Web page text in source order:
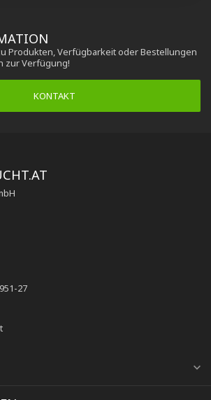
Produkten, Verfügbarkeit oder Bestellungen
zur Verfügung!
KONTAKT
27